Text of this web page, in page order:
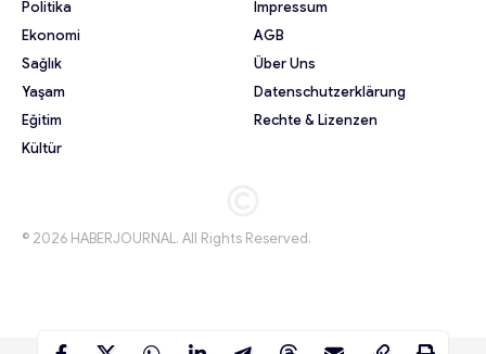
Politika
Ekonomi
Sağlık
Yaşam
Eğitim
Kültür
Impressum
AGB
Über Uns
Datenschutzerklärung
Rechte & Lizenzen
© 2026 HABERJOURNAL. All Rights Reserved.